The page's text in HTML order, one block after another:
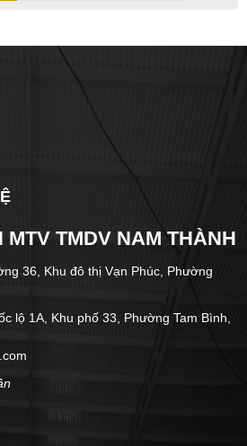
MTV TMDV NAM THÀNH
36, Khu đô thị Vạn Phúc, Phường
lộ 1A, Khu phố 33, Phường Tam Bình,